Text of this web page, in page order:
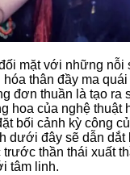
mặt với những nỗi
hóa thân đầy ma
đơn thuần là tạo ra
hoa của nghệ thuật
bối cảnh kỳ công
dưới đây sẽ dẫn dắt
trước thần thái xuất
tâm linh.